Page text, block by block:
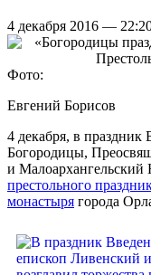
4 декабря 2016 —
Фото:
Евгений Борисов
4 декабря, в праздник
Богородицы,
и Малоархангельский
престольного
монастыря города